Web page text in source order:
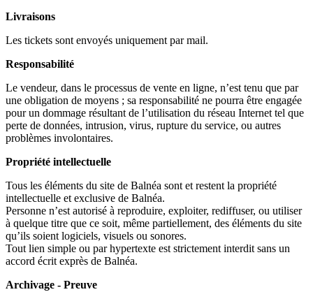
Livraisons
Les tickets sont envoyés uniquement par mail.
Responsabilité
Le vendeur, dans le processus de vente en ligne, n’est tenu que par
une obligation de moyens ; sa responsabilité ne pourra être engagée
pour un dommage résultant de l’utilisation du réseau Internet tel que
perte de données, intrusion, virus, rupture du service, ou autres
problèmes involontaires.
Propriété intellectuelle
Tous les éléments du site de Balnéa sont et restent la propriété
intellectuelle et exclusive de Balnéa.
Personne n’est autorisé à reproduire, exploiter, rediffuser, ou utiliser
à quelque titre que ce soit, même partiellement, des éléments du site
qu’ils soient logiciels, visuels ou sonores.
Tout lien simple ou par hypertexte est strictement interdit sans un
accord écrit exprès de Balnéa.
Archivage - Preuve